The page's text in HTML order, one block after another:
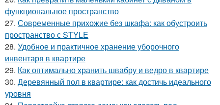
функциональное пространство
27. Современные прихожие без шкафа: как обустроить
пространство с STYLE
28. Удобное и практичное хранение уборочного
инвентаря в квартире
29. Как оптимально хранить швабру и ведро в квартире
30. Деревянный пол в квартире: как достичь идеального
уровня